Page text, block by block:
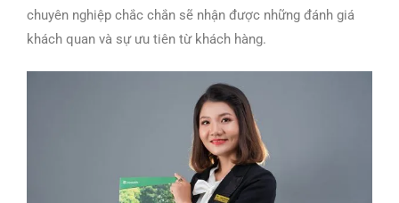
chuyên nghiệp chắc chắn sẽ nhận được những đánh giá
khách quan và sự ưu tiên từ khách hàng.